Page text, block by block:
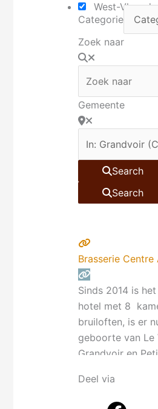
West-
Categorie
Zoek naar
Gemeente
Search
Search
Brasserie Centre
Sinds 2014 is
hotel met 8
bruiloften, is er
geboorte van Le
Grandvoir en
Deel via